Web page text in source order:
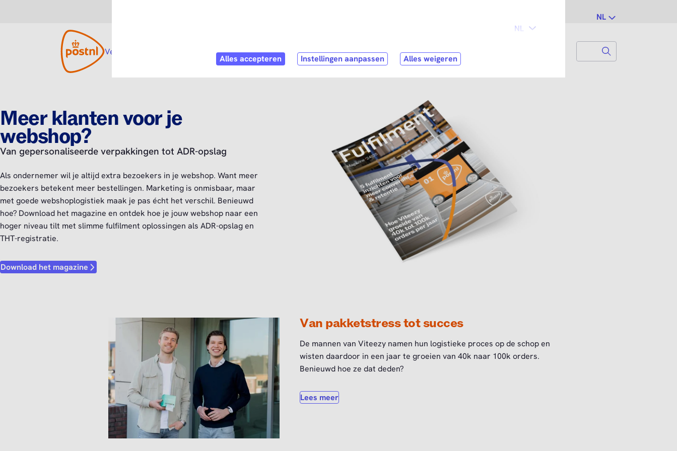
NL
Versturen DienstenOpen submenu
WebshopOpen submenu
Service & Contact Zoek naar...
Meer klanten voor je
webshop?
Van gepersonaliseerde verpakkingen tot ADR-opslag
Als ondernemer wil je altijd extra bezoekers in je webshop. Want meer
bezoekers betekent meer bestellingen. Marketing is onmisbaar, maar
met goede webshoplogistiek maak je pas écht het verschil. Benieuwd
hoe? Download het magazine en ontdek hoe je jouw webshop naar een
hoger niveau tilt met slimme fulfilment oplossingen als ADR-opslag en
THT-registratie.
Download het magazine
Van pakketstress tot succes
De mannen van Viteezy namen hun logistieke proces op de schop en
wisten daardoor in een jaar te groeien van 40k naar 100k orders.
Benieuwd hoe ze dat deden?
Lees meer